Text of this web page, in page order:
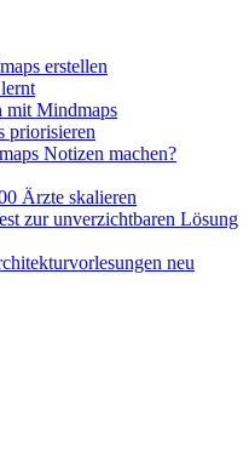
erstellen
mit Mindmaps
priorisieren
Notizen machen?
Ärzte skalieren
zur unverzichtbaren Lösung
neu